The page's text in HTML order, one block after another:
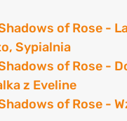
of Rose -
Sypialnia
of Rose -
z Eveline
of Rose -